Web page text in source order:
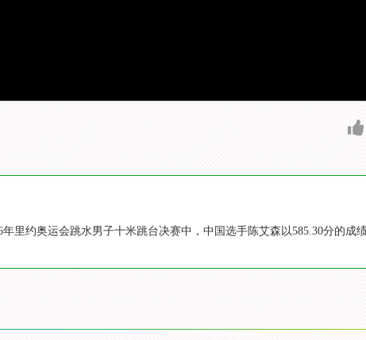
年里约奥运会跳水男子十米跳台决赛中，中国选手陈艾森以585.30分的成